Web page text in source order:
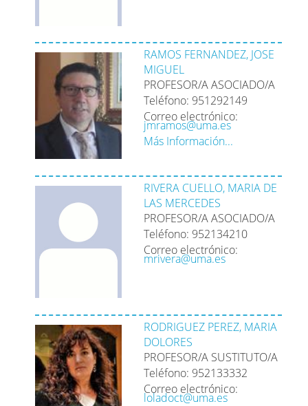
RAMOS FERNANDEZ, JOSE
MIGUEL
PROFESOR/A ASOCIADO/A
Teléfono: 951292149
Correo electrónico:
jmramos@uma.es
Más Información...
RIVERA CUELLO, MARIA DE
LAS MERCEDES
PROFESOR/A ASOCIADO/A
Teléfono: 952134210
Correo electrónico:
mrivera@uma.es
RODRIGUEZ PEREZ, MARIA
DOLORES
PROFESOR/A SUSTITUTO/A
Teléfono: 952133332
Correo electrónico:
loladoct@uma.es